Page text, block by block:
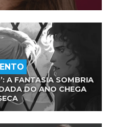
A FANTASIA SOMBRIA
DO ANO CHEGA